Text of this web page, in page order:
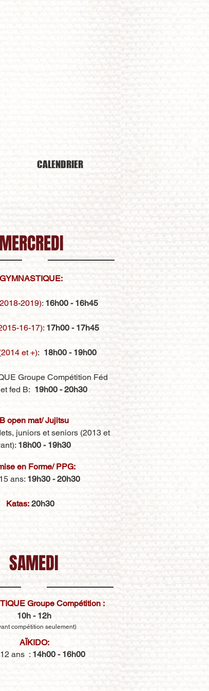
CALENDRIER
MERCREDI
GYMNASTIQUE:
2019): 16h00 - 16h45
16-17): 17h00 - 17h45
et +): 18h00 - 19h00
Groupe Compétition Féd
fed B: 19h00 - 20h30
open mat/ Jujitsu
juniors et seniors (2013 et
18h00 - 19h30
en Forme/ PPG:
ans: 19h30 - 20h30
Katas:20h30
SAMEDI
Groupe Compétition :
10h - 12h
compétition seulement)
AÏKIDO:
ans : 14h00 - 16h00